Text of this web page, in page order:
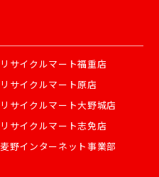
リサイクルマート福重店
リサイクルマート原店
リサイクルマート大野城店
リサイクルマート志免店
麦野インターネット事業部